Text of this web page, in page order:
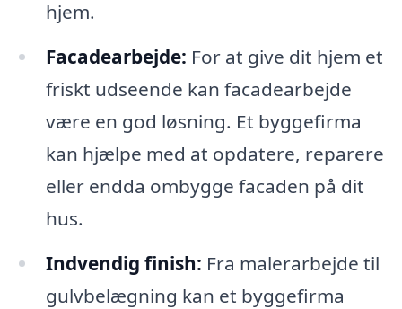
hjem.
Facadearbejde: For at give dit hjem et
friskt udseende kan facadearbejde
være en god løsning. Et byggefirma
kan hjælpe med at opdatere, reparere
eller endda ombygge facaden på dit
hus.
Indvendig finish: Fra malerarbejde til
gulvbelægning kan et byggefirma